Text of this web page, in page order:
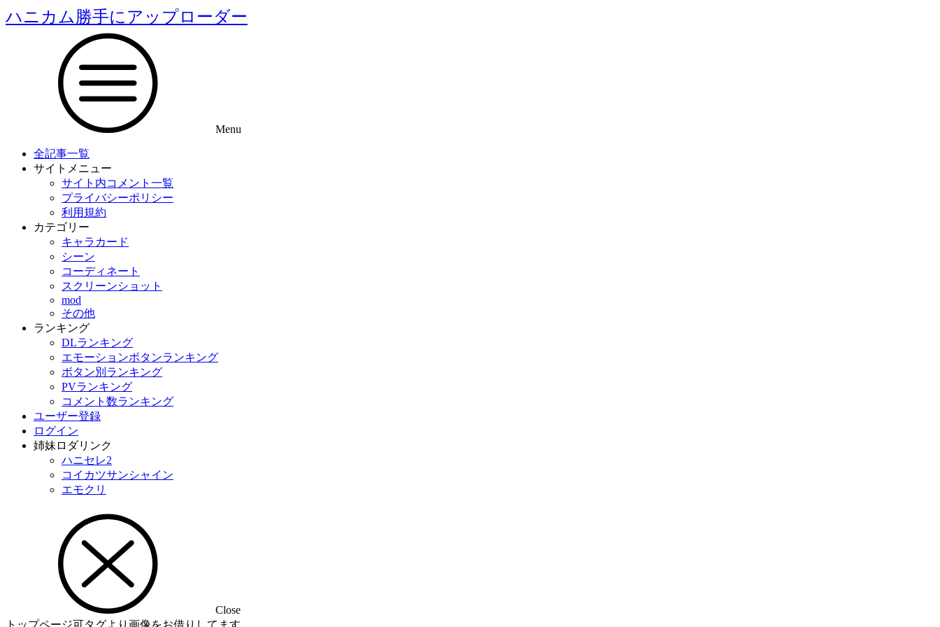
ハニカム勝手にアップローダー
Menu
全記事一覧
サイトメニュー
サイト内コメント一覧
プライバシーポリシー
利用規約
カテゴリー
キャラカード
シーン
コーディネート
スクリーンショット
mod
その他
ランキング
DLランキング
エモーションボタンランキング
ボタン別ランキング
PVランキング
コメント数ランキング
ユーザー登録
ログイン
姉妹ロダリンク
ハニセレ2
コイカツサンシャイン
エモクリ
Close
トップページ可タグより画像をお借りしてます